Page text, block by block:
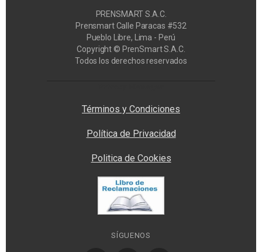
PRENSMART S.A.C.
Prensmart Calle Paracas #532
Pueblo Libre, Lima - Perú
Copyright © PrenSmart S.A.C.
Todos los derechos reservados
Términos y Condiciones
Política de Privacidad
Politica de Cookies
SÍGUENOS